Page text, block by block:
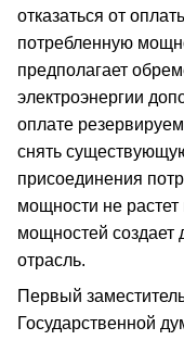
отказаться от
потребленную
предполагает
электроэнергии
оплате
снять
присоединения
мощности не
мощностей создает
отрасль.
Первый
Государственной